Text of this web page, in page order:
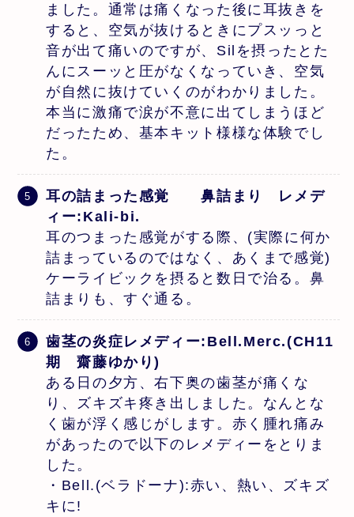
ました。通常は痛くなった後に耳抜きを
すると、空気が抜けるときにプスッっと
音が出て痛いのですが、Silを摂ったとた
んにスーッと圧がなくなっていき、空気
が自然に抜けていくのがわかりました。
本当に激痛で涙が不意に出てしまうほど
だったため、基本キット様様な体験でし
た。
耳の詰まった感覚
鼻詰まり レメデ
ィー:Kali-bi.
耳のつまった感覚がする際、(実際に何か
詰まっているのではなく、あくまで感覚)
ケーライビックを摂ると数日で治る。鼻
詰まりも、すぐ通る。
歯茎の炎症レメディー:Bell.Merc.(CH11
期 齋藤ゆかり)
ある日の夕方、右下奥の歯茎が痛くな
り、ズキズキ疼き出しました。なんとな
く歯が浮く感じがします。赤く腫れ痛み
があったので以下のレメディーをとりま
した。
・Bell.(ベラドーナ):赤い、熱い、ズキズ
キに!